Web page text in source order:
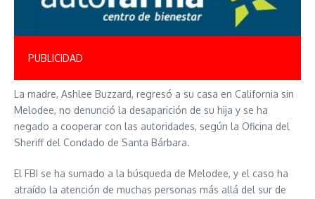
PUBLICIDAD
La madre, Ashlee Buzzard, regresó a su casa en California sin
Melodee, no denunció la desaparición de su hija y se ha
negado a cooperar con las autoridades, según la Oficina del
Sheriff del Condado de Santa Bárbara.
El FBI se ha sumado a la búsqueda de Melodee, y el caso ha
atraído la atención de muchas personas más allá del sur de